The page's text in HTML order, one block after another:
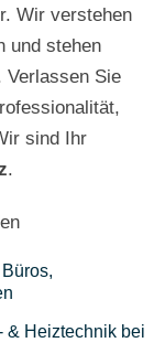
Wir verstehen
und stehen
Verlassen Sie
sind Ihr
.
& Heiztechnik bei